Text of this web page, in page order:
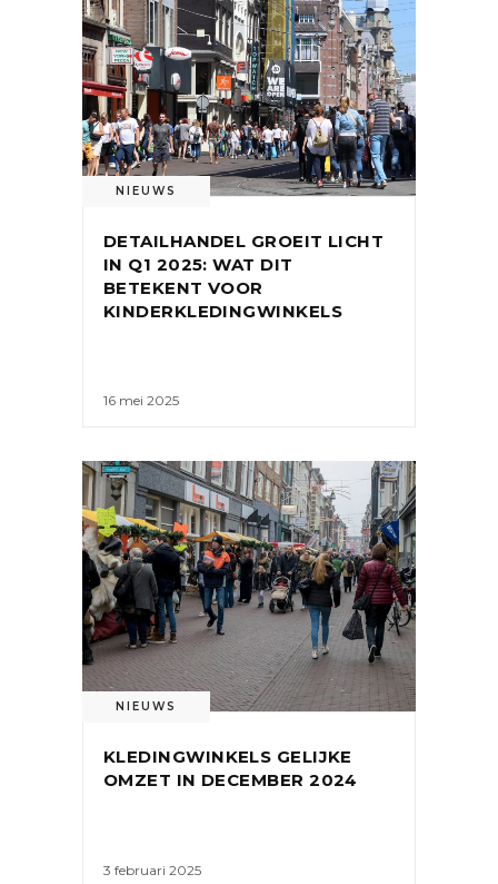
NIEUWS
DETAILHANDEL GROEIT LICHT
IN Q1 2025: WAT DIT
BETEKENT VOOR
KINDERKLEDINGWINKELS
16 mei 2025
NIEUWS
KLEDINGWINKELS GELIJKE
OMZET IN DECEMBER 2024
3 februari 2025